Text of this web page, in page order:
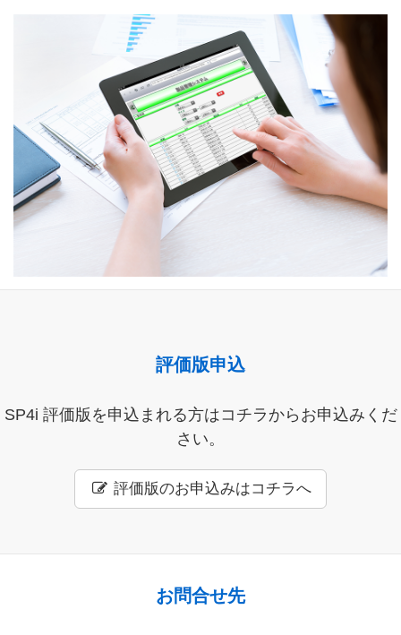
評価版申込
SP4i 評価版を申込まれる方はコチラからお申込みくだ
さい。
評価版のお申込みはコチラへ
お問合せ先